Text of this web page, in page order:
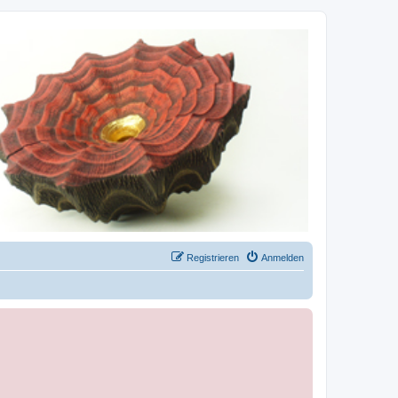
Anmelden
Registrieren